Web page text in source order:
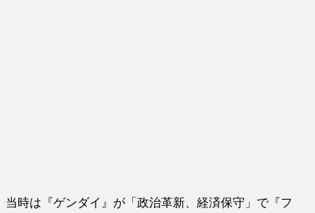
当時は『ゲンダイ』が「政治革新、経済保守」で『フ